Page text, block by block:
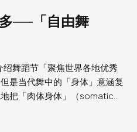
──「自由舞
绍舞蹈节「聚焦世界各地优秀
是当代舞中的「身体」意涵复
把「肉体身体」（somatic
论：生理性别不过是组成